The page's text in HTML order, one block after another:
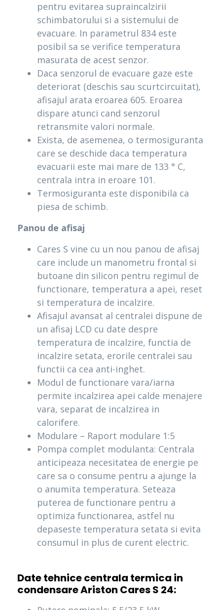
pentru evitarea supraincalzirii
schimbatorului si a sistemului de
evacuare. In parametrul 834 este
posibil sa se verifice temperatura
masurata de acest senzor.
Daca senzorul de evacuare gaze este
deteriorat (deschis sau scurtcircuitat),
afisajul arata eroarea 605. Eroarea
dispare atunci cand senzorul
retransmite valori normale.
Exista, de asemenea, o termosiguranta
care se deschide daca temperatura
evacuarii este mai mare de 133 ° C,
centrala intra in eroare 101.
Termosiguranta este disponibila ca
piesa de schimb.
Panou de afisaj
Cares S vine cu un nou panou de afisaj
care include un manometru frontal si
butoane din silicon pentru regimul de
functionare, temperatura a apei, reset
si temperatura de incalzire.
Afisajul avansat al centralei dispune de
un afisaj LCD cu date despre
temperatura de incalzire, functia de
incalzire setata, erorile centralei sau
functii ca cea anti-inghet.
Modul de functionare vara/iarna
permite incalzirea apei calde menajere
vara, separat de incalzirea in
calorifere.
Modulare – Raport modulare 1:5
Pompa complet modulanta: Centrala
anticipeaza necesitatea de energie pe
care sa o consume pentru a ajunge la
o anumita temperatura. Seteaza
puterea de functionare pentru a
optimiza functionarea, astfel nu
depaseste temperatura setata si evita
consumul in plus de curent electric.
Date tehnice centrala termica in
condensare Ariston Cares S 24: